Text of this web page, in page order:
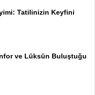
Tatilinizin Keyfini
ve Lüksün Buluştuğu